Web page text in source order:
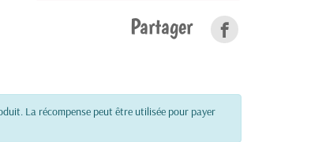
Partager
La récompense peut être utilisée pour payer